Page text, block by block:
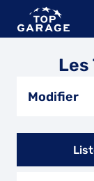
Les
Modifier